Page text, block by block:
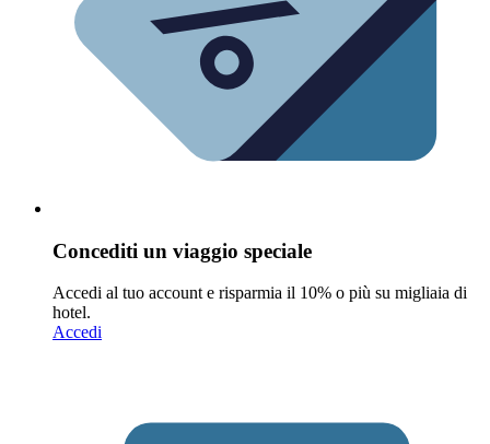
Concediti un viaggio speciale
Accedi al tuo account e risparmia il 10% o più su migliaia di
hotel.
Accedi